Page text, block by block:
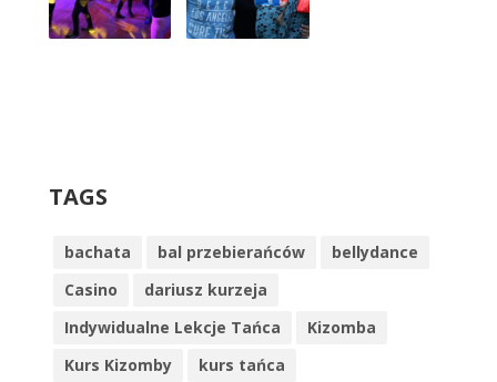
TAGS
bachata bal przebierańców
bellydance
Casino
dariusz kurzeja
Indywidualne Lekcje Tańca
Kizomba
Kurs Kizomby
kurs tańca